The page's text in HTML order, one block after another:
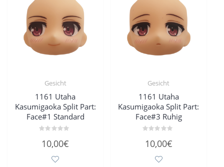
Gesicht
1161 Utaha
Kasumigaoka Split Part:
Face#1 Standard
mit
10,00€
Gesicht
1161 Utaha
Kasumigaoka Split Part:
Face#3 Ruhig
mit
10,00€